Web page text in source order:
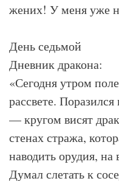
жених! У меня уже
День седьмой
Дневник дракона:
«Сегодня утром
рассвете.
— кругом висят
стенах стража,
наводить орудия,
Думал слетать к